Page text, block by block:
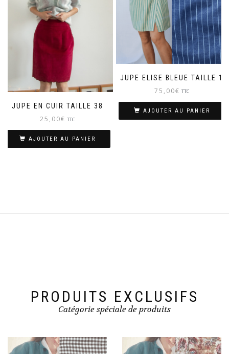
JUPE EN CUIR TAILLE 38
25,00€ TTC
AJOUTER AU PANIER
JUPE ELISE BLEUE TAILLE 1
75,00€ TTC
AJOUTER AU PANIER
PRODUITS EXCLUSIFS
Catégorie spéciale de produits